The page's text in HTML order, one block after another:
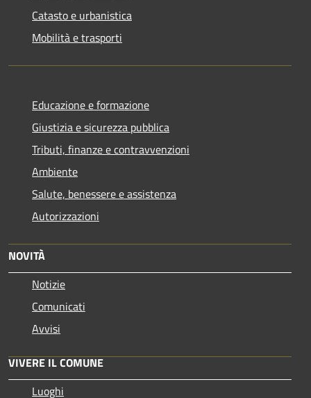
Catasto e urbanistica
Mobilità e trasporti
Educazione e formazione
Giustizia e sicurezza pubblica
Tributi, finanze e contravvenzioni
Ambiente
Salute, benessere e assistenza
Autorizzazioni
NOVITÀ
Notizie
Comunicati
Avvisi
VIVERE IL COMUNE
Luoghi